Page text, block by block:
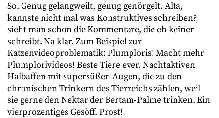
So. Genug gelangweilt, genug genörgelt. Alta,
kannste nicht mal was Konstruktives schreiben?,
sieht man schon die Kommentare, die eh keiner
schreibt. Na klar. Zum Beispiel zur
Katzenvideoproblematik: Plumploris! Macht mehr
Plumplorivideos! Beste Tiere ever. Nachtaktiven
Halbaffen mit supersüßen Augen, die zu den
chronischen Trinkern des Tierreichs zählen, weil
sie gerne den Nektar der Bertam-Palme trinken. Ein
vierprozentiges Gesöff. Prost!